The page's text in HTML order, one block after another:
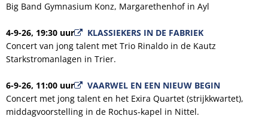
Big Band Gymnasium Konz, Margarethenhof in Ayl
4-9-26, 19:30 uur
KLASSIEKERS IN DE FABRIEK
Concert van jong talent met Trio Rinaldo in de Kautz
Starkstromanlagen in Trier.
6-9-26, 11:00 uur
VAARWEL EN EEN NIEUW BEGIN
Concert met jong talent en het Exira Quartet (strijkkwartet),
middagvoorstelling in de Rochus-kapel in Nittel.